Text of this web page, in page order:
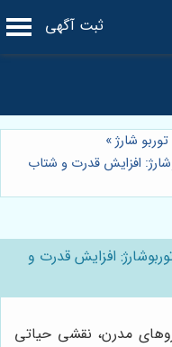
ثبت آگهی
توربو شارژ»
افزایش قدرت و شتاب
افزایش قدرت و
مدرن، نقشی حیاتی